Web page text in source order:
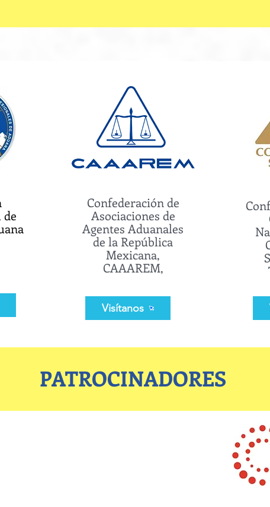
Confederación de
Asociaciones de
Agentes Aduanales
de la República
Mexicana,
CAAAREM,
Visítanos
PATROCINADORES